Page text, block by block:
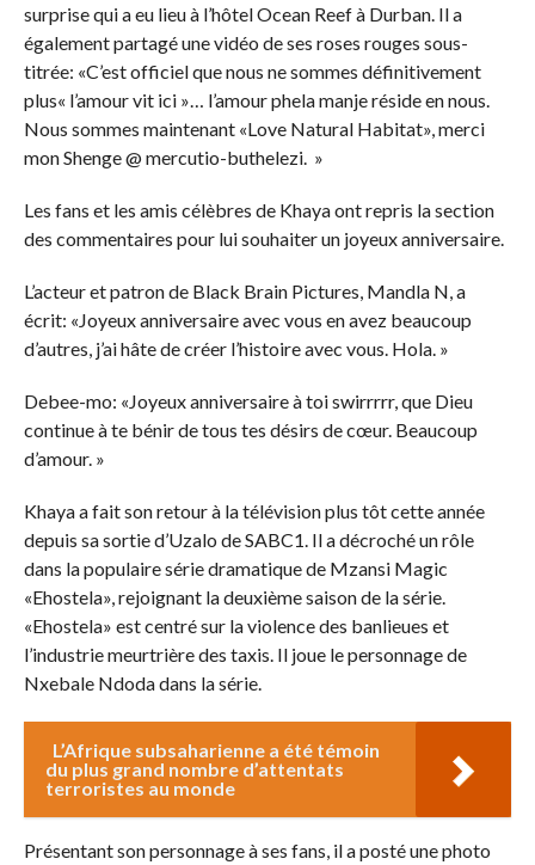
surprise qui a eu lieu à l’hôtel Ocean Reef à Durban. Il a
également partagé une vidéo de ses roses rouges sous-
titrée: «C’est officiel que nous ne sommes définitivement
plus« l’amour vit ici »… l’amour phela manje réside en nous.
Nous sommes maintenant «Love Natural Habitat», merci
mon Shenge @ mercutio-buthelezi. »
Les fans et les amis célèbres de Khaya ont repris la section
des commentaires pour lui souhaiter un joyeux anniversaire.
L’acteur et patron de Black Brain Pictures, Mandla N, a
écrit: «Joyeux anniversaire avec vous en avez beaucoup
d’autres, j’ai hâte de créer l’histoire avec vous. Hola. »
Debee-mo: «Joyeux anniversaire à toi swirrrrr, que Dieu
continue à te bénir de tous tes désirs de cœur. Beaucoup
d’amour. »
Khaya a fait son retour à la télévision plus tôt cette année
depuis sa sortie d’Uzalo de SABC1. Il a décroché un rôle
dans la populaire série dramatique de Mzansi Magic
«Ehostela», rejoignant la deuxième saison de la série.
«Ehostela» est centré sur la violence des banlieues et
l’industrie meurtrière des taxis. Il joue le personnage de
Nxebale Ndoda dans la série.
L’Afrique subsaharienne a été témoin
du plus grand nombre d’attentats
terroristes au monde
Présentant son personnage à ses fans, il a posté une photo